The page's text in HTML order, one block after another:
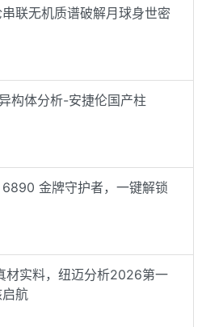
联无机质谱破解月球身世密
构体分析-安捷伦国产柱
金牌守护者，一键解锁
材实料，纽迈分析2026第一
航